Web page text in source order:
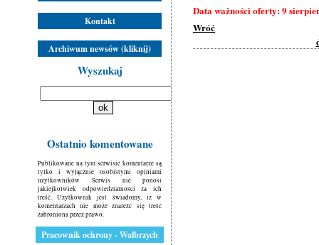
Kontakt
Archiwum newsów (kliknij)
Wyszukaj
Ostatnio komentowane
Publikowane na tym serwisie komentarze są
tylko i wyłącznie osobistymi opiniami
użytkowników. Serwis nie ponosi
jakiejkolwiek odpowiedzialności za ich
treść. Użytkownik jest świadomy, iż w
komentarzach nie może znaleźć się treść
zabroniona przez prawo.
Pracownik ochrony - Wałbrzych
Data ważności oferty: 9
Wróć